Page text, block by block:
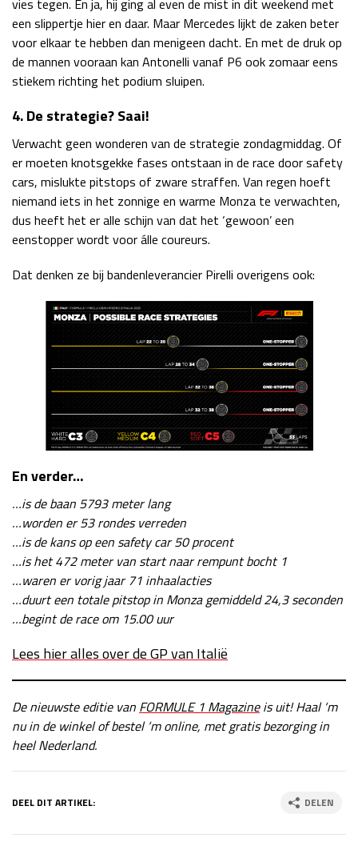
vies tegen. En ja, hij ging al even de mist in dit weekend met
een slippertje hier en daar. Maar Mercedes lijkt de zaken beter
voor elkaar te hebben dan menigeen dacht. En met de druk op
de mannen vooraan kan Antonelli vanaf P6 ook zomaar eens
stiekem richting het podium sluipen.
4. De strategie? Saai!
Verwacht geen wonderen van de strategie zondagmiddag. Of
er moeten knotsgekke fases ontstaan in de race door safety
cars, mislukte pitstops of zware straffen. Van regen hoeft
niemand iets in het zonnige en warme Monza te verwachten,
dus heeft het er alle schijn van dat het ‘gewoon’ een
eenstopper wordt voor álle coureurs.
Dat denken ze bij bandenleverancier Pirelli overigens ook:
En verder…
…is de baan 5793 meter lang
…worden er 53 rondes verreden
…is de kans op een safety car 50 procent
…is het 472 meter van start naar rempunt bocht 1
…waren er vorig jaar 71 inhaalacties
…duurt een totale pitstop in Monza gemiddeld 24,3 seconden
…begint de race om 15.00 uur
Lees hier alles over de GP van Italië
De nieuwste editie van FORMULE 1 Magazineis uit! Haal ‘m
nu in de winkel of bestel ‘m online, met gratis bezorging in
heel Nederland.
DEEL DIT ARTIKEL: DELEN